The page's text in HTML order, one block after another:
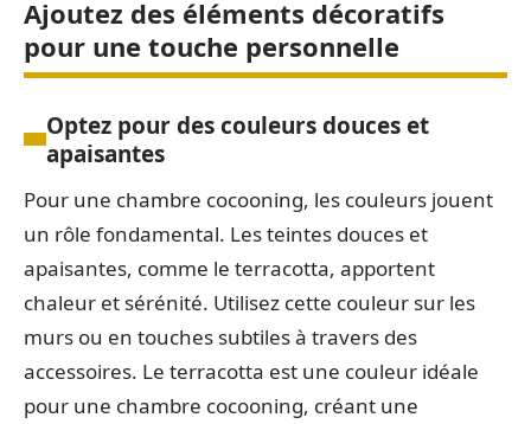
Ajoutez des éléments décoratifs
pour une touche personnelle
Optez pour des couleurs douces et
apaisantes
Pour une chambre cocooning, les couleurs jouent
un rôle fondamental. Les teintes douces et
apaisantes, comme le terracotta, apportent
chaleur et sérénité. Utilisez cette couleur sur les
murs ou en touches subtiles à travers des
accessoires. Le terracotta est une couleur idéale
pour une chambre cocooning, créant une